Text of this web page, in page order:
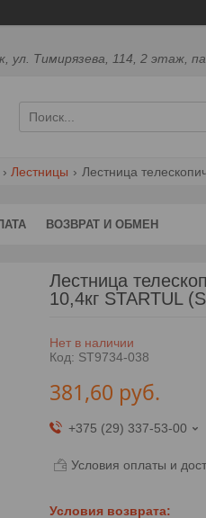
ул. Тимирязева, 114, 2 этаж,
Лестницы Лестница
ВОЗВРАТ И ОБМЕН
Лестница
10,4кг STARTUL
Нет в наличии
Код: ST9734-038
381,60 руб.
+375 (29) 337-53-00
Условия оплаты и